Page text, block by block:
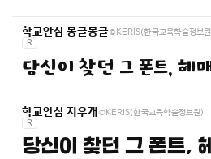
학교안심 몽글몽글©KERIS(한국교육학술정보
R
학교안심 지우개 ©KERIS(한국교육학술정보원)
R